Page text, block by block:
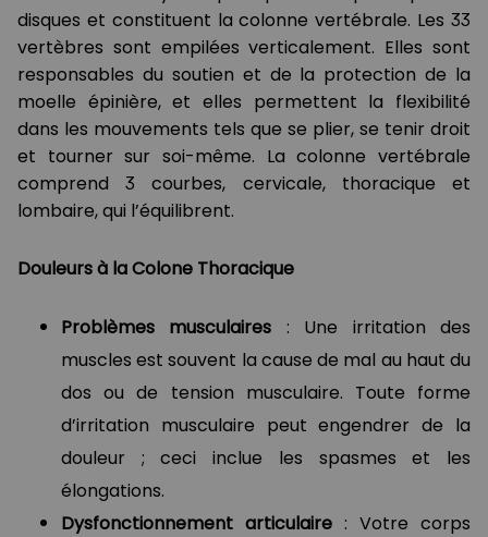
disques et constituent la colonne vertébrale. Les 33
vertèbres sont empilées verticalement. Elles sont
responsables du soutien et de la protection de la
moelle épinière, et elles permettent la flexibilité
dans les mouvements tels que se plier, se tenir droit
et tourner sur soi-même. La colonne vertébrale
comprend 3 courbes, cervicale, thoracique et
lombaire, qui l’équilibrent.
Douleurs à la Colone Thoracique
Problèmes musculaires : Une irritation des
muscles est souvent la cause de mal au haut du
dos ou de tension musculaire. Toute forme
d’irritation musculaire peut engendrer de la
douleur ; ceci inclue les spasmes et les
élongations.
Dysfonctionnement articulaire : Votre corps